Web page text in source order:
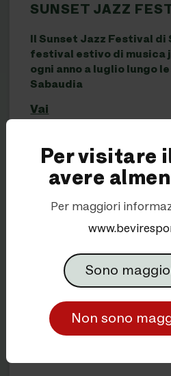
SUNSET JAZZ
Il Sunset Jazz Festival di
festival estivo di musica
ogni anno a luglio lungo
Sabaudia
Vai
PALIO DI FELTRE
Per visitare
avere
Per maggiori
Sono
Non sono